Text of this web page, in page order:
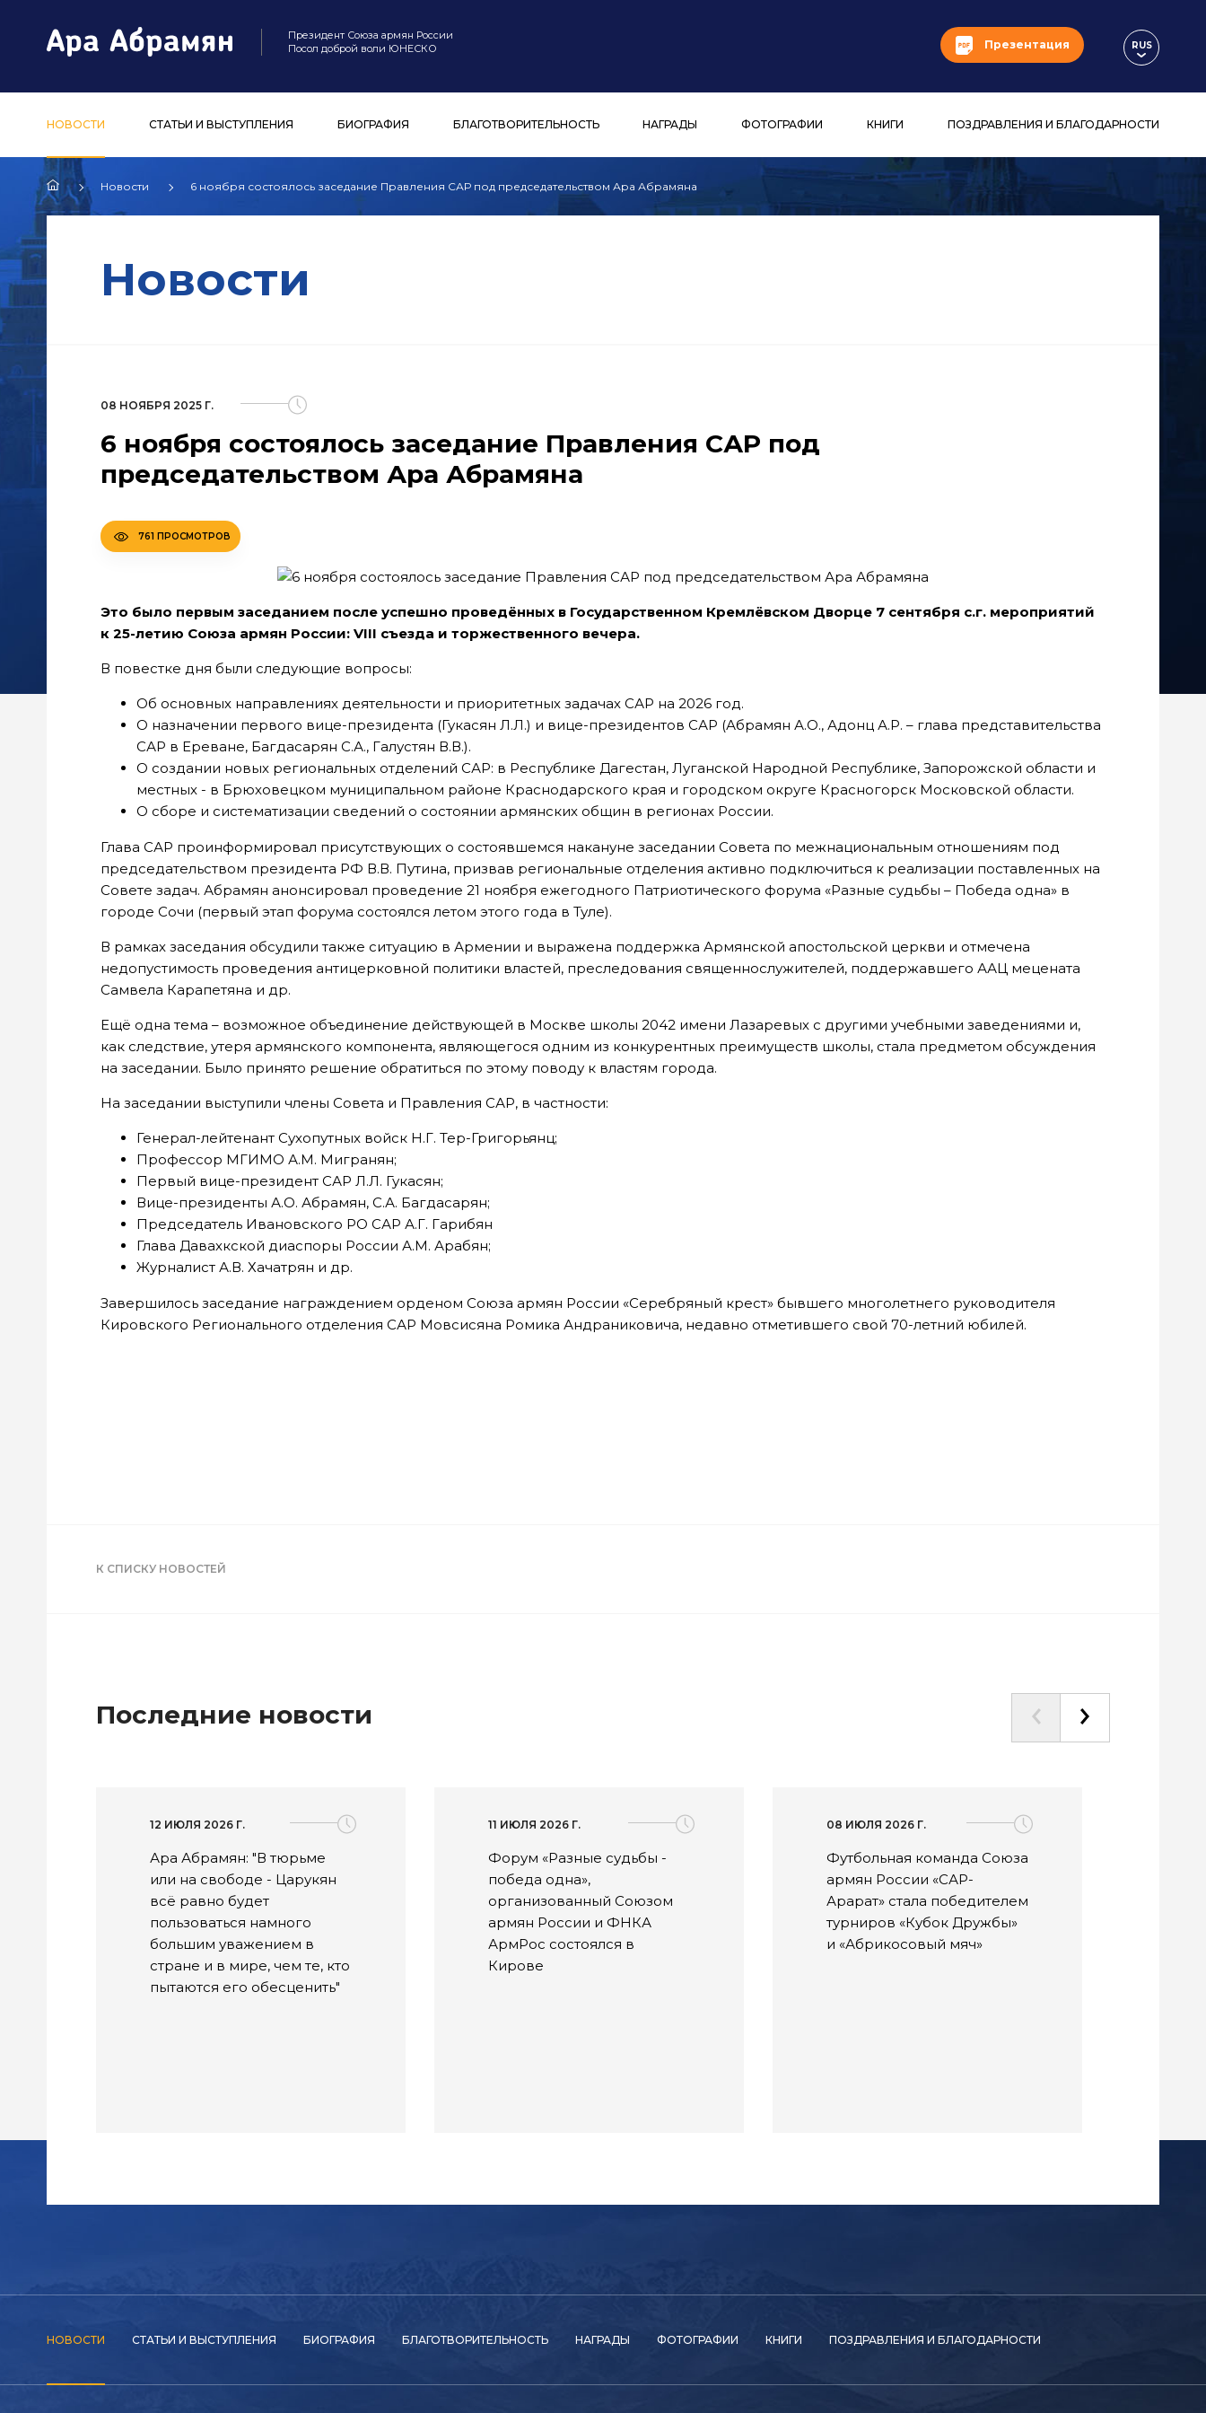
Президент Союза армян России
Посол доброй воли ЮНЕСКО
Презентация RUS
НОВОСТИ СТАТЬИ И ВЫСТУПЛЕНИЯ БИОГРАФИЯ БЛАГОТВОРИТЕЛЬНОСТЬ НАГРАДЫ ФОТОГРАФИИ КНИГИ ПОЗДРАВЛЕНИЯ И БЛАГОДАРНОСТИ
Новости 6 ноября состоялось заседание Правления САР под председательством Ара Абрамяна
Новости
08 НОЯБРЯ 2025 Г.
6 ноября состоялось заседание Правления САР под
председательством Ара Абрамяна
761 ПРОСМОТРОВ
Это было первым заседанием после успешно проведённых в Государственном Кремлёвском Дворце 7 сентября с.г. мероприятий
к 25-летию Союза армян России: VIII съезда и торжественного вечера.
В повестке дня были следующие вопросы:
Об основных направлениях деятельности и приоритетных задачах САР на 2026 год.
О назначении первого вице-президента (Гукасян Л.Л.) и вице-президентов САР (Абрамян А.О., Адонц А.Р. – глава представительства
САР в Ереване, Багдасарян С.А., Галустян В.В.).
О создании новых региональных отделений САР: в Республике Дагестан, Луганской Народной Республике, Запорожской области и
местных - в Брюховецком муниципальном районе Краснодарского края и городском округе Красногорск Московской области.
О сборе и систематизации сведений о состоянии армянских общин в регионах России.
Глава САР проинформировал присутствующих о состоявшемся накануне заседании Совета по межнациональным отношениям под
председательством президента РФ В.В. Путина, призвав региональные отделения активно подключиться к реализации поставленных на
Совете задач. Абрамян анонсировал проведение 21 ноября ежегодного Патриотического форума «Разные судьбы – Победа одна» в
городе Сочи (первый этап форума состоялся летом этого года в Туле).
В рамках заседания обсудили также ситуацию в Армении и выражена поддержка Армянской апостольской церкви и отмечена
недопустимость проведения антицерковной политики властей, преследования священнослужителей, поддержавшего ААЦ мецената
Самвела Карапетяна и др.
Ещё одна тема – возможное объединение действующей в Москве школы 2042 имени Лазаревых с другими учебными заведениями и,
как следствие, утеря армянского компонента, являющегося одним из конкурентных преимуществ школы, стала предметом обсуждения
на заседании. Было принято решение обратиться по этому поводу к властям города.
На заседании выступили члены Совета и Правления САР, в частности:
Генерал-лейтенант Сухопутных войск Н.Г. Тер-Григорьянц;
Профессор МГИМО А.М. Мигранян;
Первый вице-президент САР Л.Л. Гукасян;
Вице-президенты А.О. Абрамян, С.А. Багдасарян;
Председатель Ивановского РО САР А.Г. Гарибян
Глава Давахкской диаспоры России А.М. Арабян;
Журналист А.В. Хачатрян и др.
Завершилось заседание награждением орденом Союза армян России «Серебряный крест» бывшего многолетнего руководителя
Кировского Регионального отделения САР Мовсисяна Ромика Андраниковича, недавно отметившего свой 70-летний юбилей.
К СПИСКУ НОВОСТЕЙ
Последние новости
12 ИЮЛЯ 2026 Г.
Ара Абрамян: "В тюрьме
или на свободе - Царукян
всё равно будет
пользоваться намного
большим уважением в
стране и в мире, чем те, кто
пытаются его обесценить"
11 ИЮЛЯ 2026 Г.
Форум «Разные судьбы -
победа одна»,
организованный Союзом
армян России и ФНКА
АрмРос состоялся в
Кирове
08 ИЮЛЯ 2026 Г.
Футбольная команда Союза
армян России «САР-
Арарат» стала победителем
турниров «Кубок Дружбы»
и «Абрикосовый мяч»
НОВОСТИ СТАТЬИ И ВЫСТУПЛЕНИЯ БИОГРАФИЯ БЛАГОТВОРИТЕЛЬНОСТЬ НАГРАДЫ ФОТОГРАФИИ КНИГИ ПОЗДРАВЛЕНИЯ И БЛАГОДАРНОСТИ